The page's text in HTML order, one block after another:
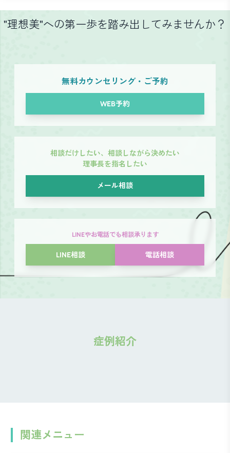
"理想美"への第一歩を踏み出してみませんか？
無料カウンセリング・ご予約
WEB予約
相談だけしたい、相談しながら決めたい
理事長を指名したい
メール相談
LINEやお電話でも相談承ります
LINE相談 電話相談
症例紹介
関連メニュー